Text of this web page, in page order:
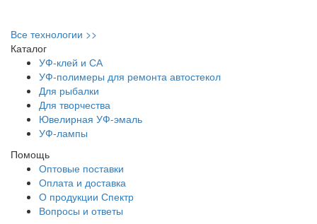
Все технологии >>
Каталог
УФ-клей и СА
УФ-полимеры для ремонта автостекол
Для рыбалки
Для творчества
Ювелирная УФ-эмаль
УФ-лампы
Помощь
Оптовые поставки
Оплата и доставка
О продукции Спектр
Вопросы и ответы